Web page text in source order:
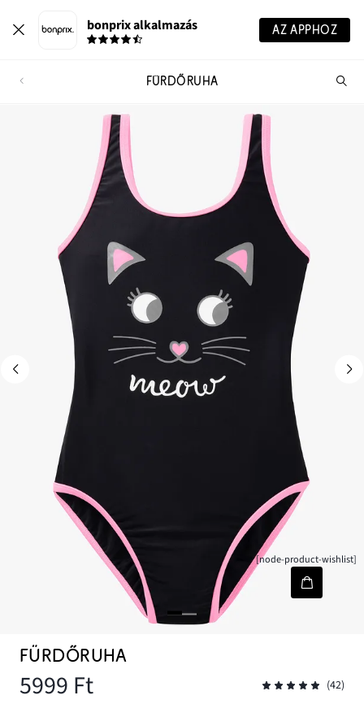
bonprix alkalmazás AZ APPHOZ
FÜRDŐRUHA
[node-product-wishlist]
FÜRDŐRUHA
5999 Ft (42)